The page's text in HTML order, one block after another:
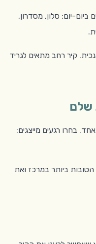
יום: סלון, מסדרון,
קיר רחב מתאים לגריד
שלם
בחרו רגעים מייצגים:
ביותר במרכז ואת